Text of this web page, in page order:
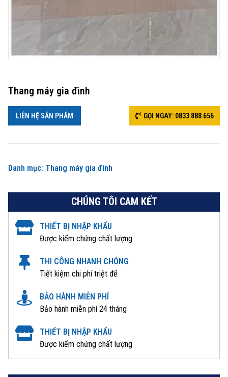
Thang máy gia đình
LIÊN HỆ SẢN PHẨM GỌI NGAY: 0833 888 656
Danh mục: Thang máy gia đình
CHÚNG TÔI CAM KẾT
THIẾT BỊ NHẬP KHẨU
Được kiểm chứng chất lượng
THI CÔNG NHANH CHÓNG
Tiết kiệm chi phí triệt để
BẢO HÀNH MIỄN PHÍ
Bảo hành miễn phí 24 tháng
THIẾT BỊ NHẬP KHẨU
Được kiểm chứng chất lượng